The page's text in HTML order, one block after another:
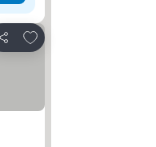
Partilhar
Adicionar aos favoritos